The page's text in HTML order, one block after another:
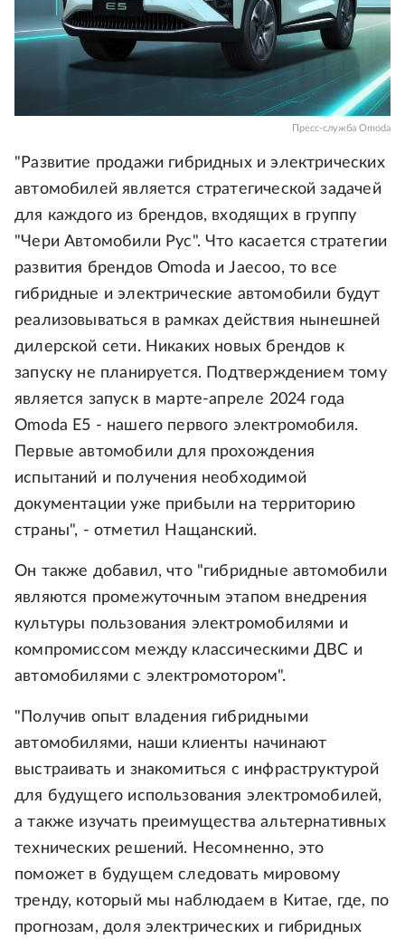
Пресс-служба Omoda
"Развитие продажи гибридных и электрических
автомобилей является стратегической задачей
для каждого из брендов, входящих в группу
"Чери Автомобили Рус". Что касается стратегии
развития брендов Omoda и Jaecoo, то все
гибридные и электрические автомобили будут
реализовываться в рамках действия нынешней
дилерской сети. Никаких новых брендов к
запуску не планируется. Подтверждением тому
является запуск в марте-апреле 2024 года
Omoda Е5 - нашего первого электромобиля.
Первые автомобили для прохождения
испытаний и получения необходимой
документации уже прибыли на территорию
страны", - отметил Нащанский.
Он также добавил, что "гибридные автомобили
являются промежуточным этапом внедрения
культуры пользования электромобилями и
компромиссом между классическими ДВС и
автомобилями с электромотором".
"Получив опыт владения гибридными
автомобилями, наши клиенты начинают
выстраивать и знакомиться с инфраструктурой
для будущего использования электромобилей,
а также изучать преимущества альтернативных
технических решений. Несомненно, это
поможет в будущем следовать мировому
тренду, который мы наблюдаем в Китае, где, по
прогнозам, доля электрических и гибридных